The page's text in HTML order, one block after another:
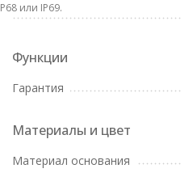
или IP69.
Функции
Гарантия
Материалы и цвет
Материал основания